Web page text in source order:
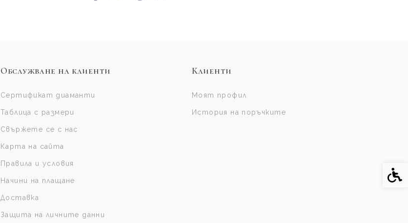
Обслужване на клиенти
Сертификат диаманти
Таблица с размери
Свържете се с нас
Карта на сайта
Правила и условия
Начини на плащане
Доставка
Защита на личните данни
Клиенти
Моят профил
История на поръчките